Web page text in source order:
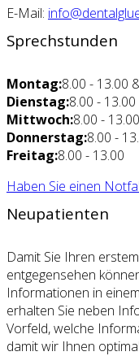
E-Mail:
Sprechstunden
Montag:8.00 - 13.00
Dienstag:8.00 - 13.00
Mittwoch:8.00 -
Donnerstag:8.00 -
Freitag:8.00 - 13.00
Haben Sie einen
Neupatienten
Damit Sie Ihren
entgegensehen
Informationen in
erhalten Sie neben
Vorfeld, welche
damit wir Ihnen